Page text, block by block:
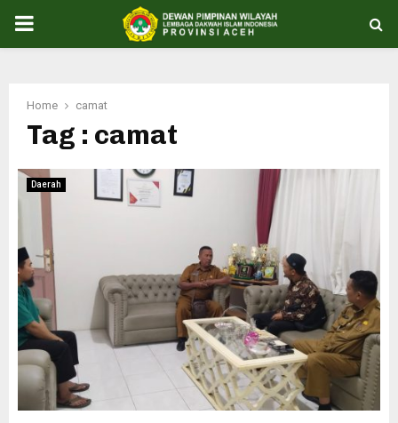
PRIMARY
Home camat
Tag : camat
Daerah